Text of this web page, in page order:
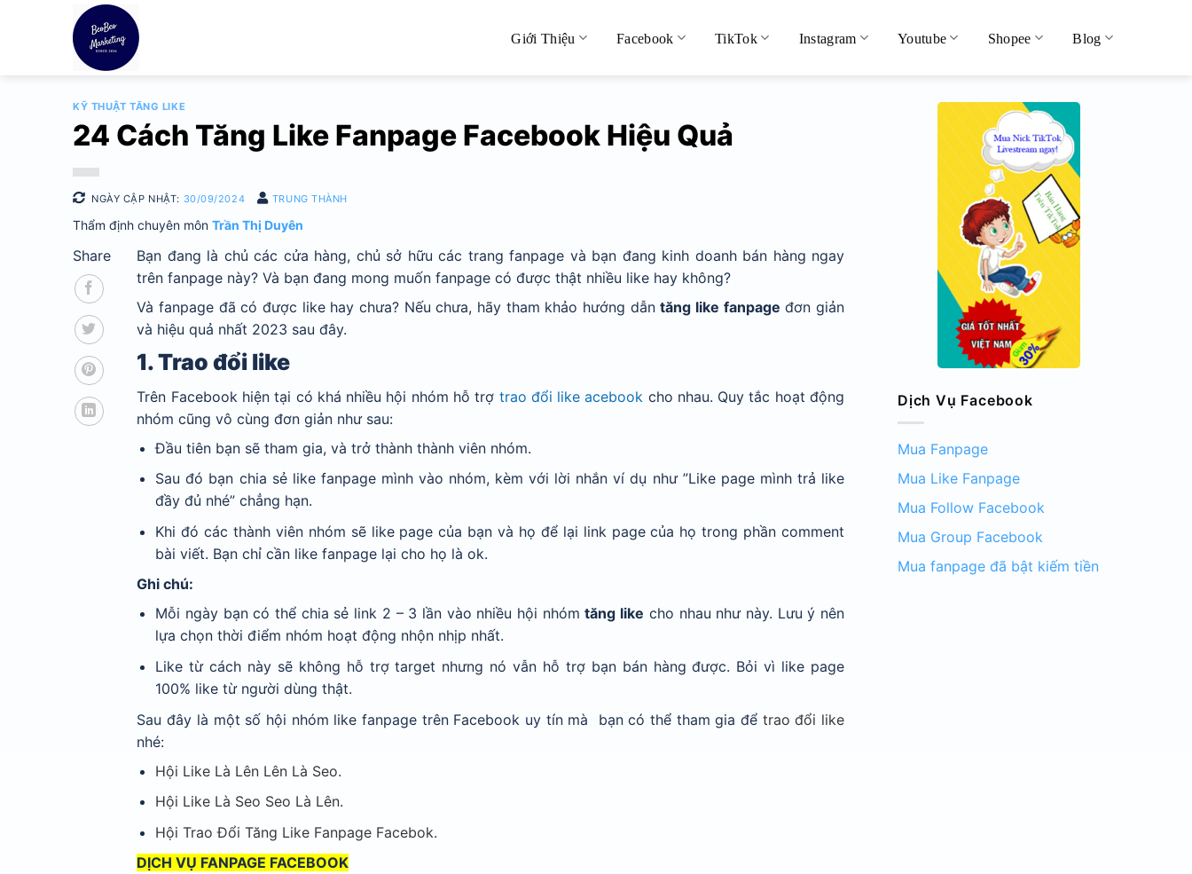
Giới Thiệu Facebook TikTok Instagram Youtube Shopee Blog
KỸ THUẬT TĂNG LIKE
24 Cách Tăng Like Fanpage Facebook Hiệu Quả
NGÀY CẬP NHẬT: 30/09/2024 TRUNG THÀNH
Thẩm định chuyên môn Trần Thị Duyên
Share
Bạn đang là chủ các cửa hàng, chủ sở hữu các trang fanpage và bạn đang kinh doanh bán hàng ngay
trên fanpage này? Và bạn đang mong muốn fanpage có được thật nhiều like hay không?
Và fanpage đã có được like hay chưa? Nếu chưa, hãy tham khảo hướng dẫntăng like fanpage đơn giản
và hiệu quả nhất 2023 sau đây.
1. Trao đổi like
Trên Facebook hiện tại có khá nhiều hội nhóm hỗ trợ trao đổi like acebook cho nhau. Quy tắc hoạt động
nhóm cũng vô cùng đơn giản như sau:
Đầu tiên bạn sẽ tham gia, và trở thành thành viên nhóm.
Sau đó bạn chia sẻ like fanpage mình vào nhóm, kèm với lời nhắn ví dụ như ”Like page mình trả like
đầy đủ nhé” chẳng hạn.
Khi đó các thành viên nhóm sẽ like page của bạn và họ để lại link page của họ trong phần comment
bài viết. Bạn chỉ cần like fanpage lại cho họ là ok.
Ghi chú:
Mỗi ngày bạn có thể chia sẻ link 2 – 3 lần vào nhiều hội nhómtăng like cho nhau như này. Lưu ý nên
lựa chọn thời điểm nhóm hoạt động nhộn nhịp nhất.
Like từ cách này sẽ không hỗ trợ target nhưng nó vẫn hỗ trợ bạn bán hàng được. Bỏi vì like page
100% like từ người dùng thật.
Sau đây là một số hội nhóm like fanpage trên Facebook uy tín mà bạn có thể tham gia để trao đổi like
nhé:
Hội Like Là Lên Lên Là Seo.
Hội Like Là Seo Seo Là Lên.
Hội Trao Đổi Tăng Like Fanpage Facebok.
DỊCH VỤ FANPAGE FACEBOOK
Dịch Vụ Facebook
Mua Fanpage
Mua Like Fanpage
Mua Follow Facebook
Mua Group Facebook
Mua fanpage đã bật kiếm tiền